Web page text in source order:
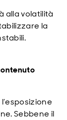
alla volatilità
la
Sebbene il